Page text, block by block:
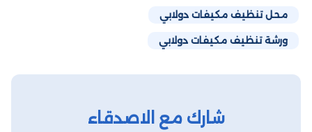
محل تنظيف مكيفات دولابي
ورشة تنظيف مكيفات دولابي
شارك مع الاصدقاء